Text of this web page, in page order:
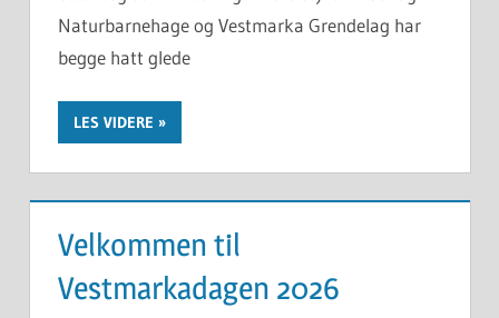
Naturbarnehage og Vestmarka Grendelag har
begge hatt glede
LES VIDERE
Velkommen til
Vestmarkadagen 2026